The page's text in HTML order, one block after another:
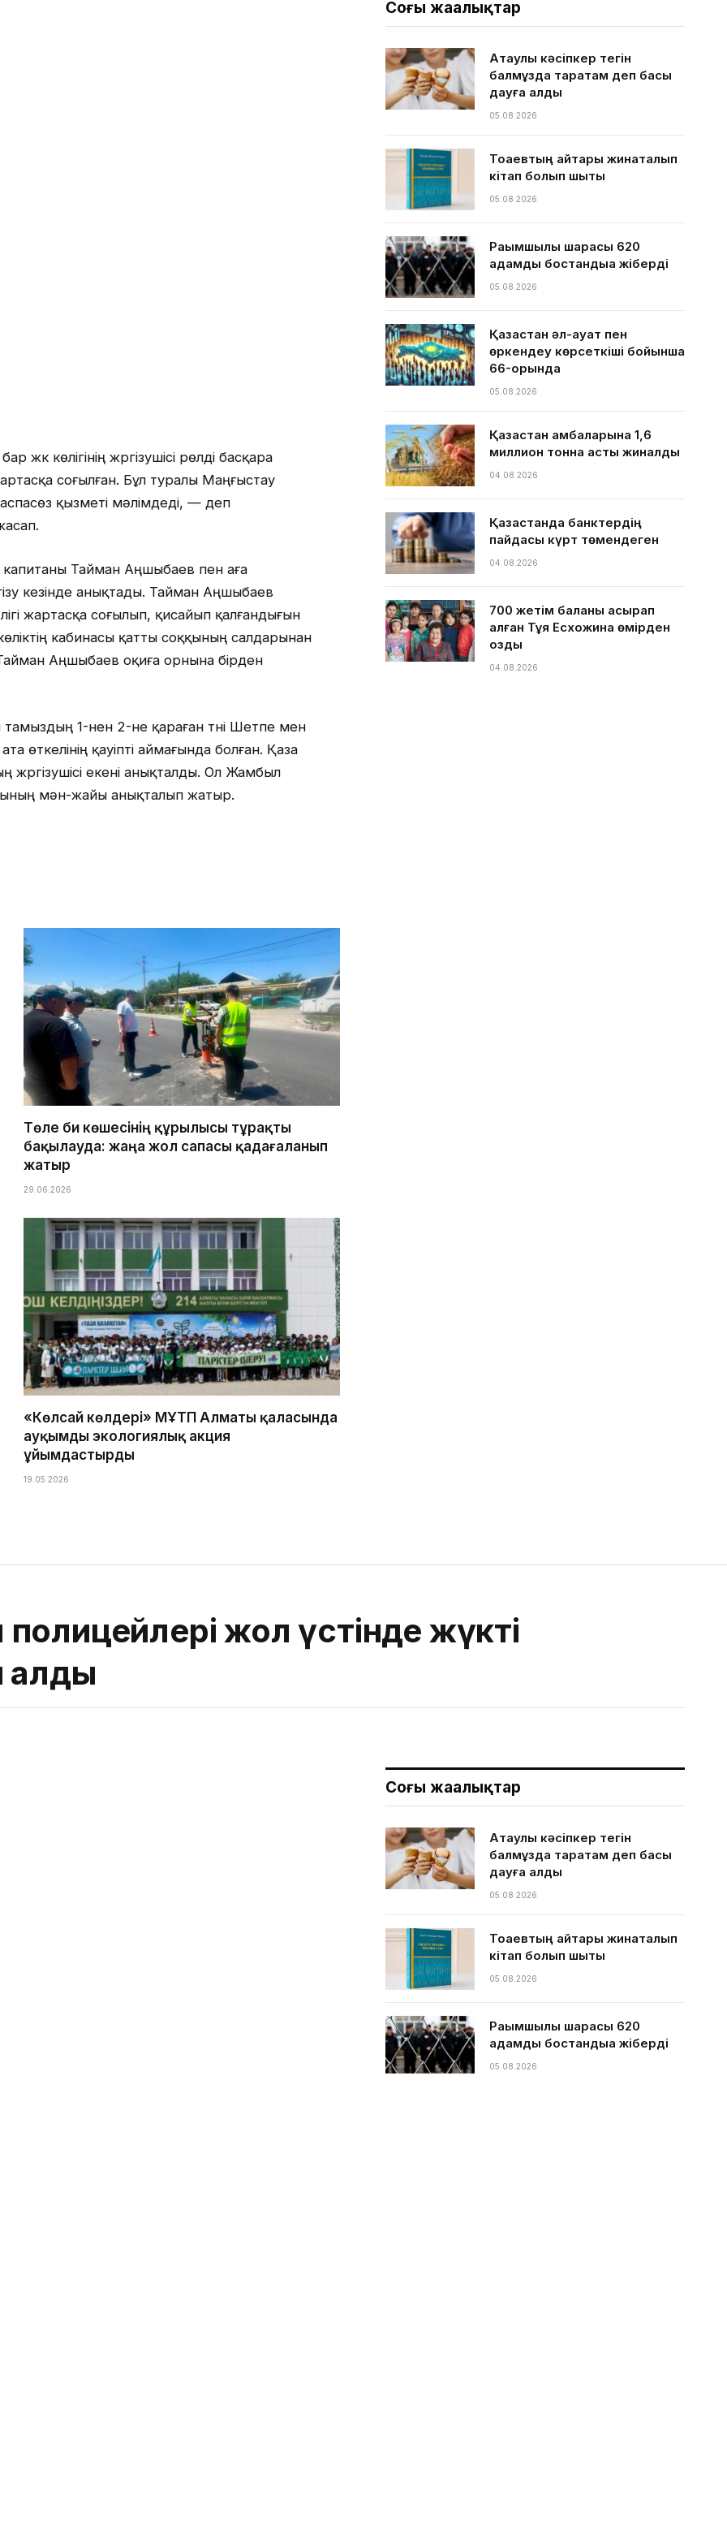
көлігінің жүргізушісі рөлді басқара
соғылған. Бұл туралы Маңғыстау
қызметі мәлімдеді, — деп
Тайман Аңшыбаев пен аға
кезінде анықтады. Тайман Аңшыбаев
жартасқа соғылып, қисайып қалғандығын
кабинасы қатты соққының салдарынан
Аңшыбаев оқиға орнына бірден
тамыздың 1-нен 2-не қараған түні Шетпе мен
өткелінің қауіпті аймағында болған. Қаза
жүргізушісі екені анықталды. Ол Жамбыл
мән-жайы анықталып жатыр.
Төле би көшесінің құрылысы тұрақты
бақылауда: жаңа жол сапасы қадағаланып
жатыр
29.06.2026
«Көлсай көлдері» МҰТП Алматы қаласында
ауқымды экологиялық акция
ұйымдастырды
19.05.2026
Соңғы жаңалықтар
Ақтаулық кәсіпкер тегін
балмұздақ таратам деп басы
дауға қалды
05.08.2026
Тоқаевтың айтқары жинақталып
кітап болып шықты
05.08.2026
Рақымшылық шарасы 620
адамды бостандыққа жіберді
05.08.2026
Қазақстан әл-ауқат пен
өркендеу көрсеткіші бойынша
66-орында
05.08.2026
Қазақстан қамбаларына 1,6
миллион тонна астық жиналды
04.08.2026
Қазақстанда банктердің
пайдасы күрт төмендеген
04.08.2026
700 жетім баланы асырап
алған Тұяқ Есхожина өмірден
озды
04.08.2026
жол үстінде жүкті
алды
Соңғы жаңалықтар
Ақтаулық кәсіпкер тегін
балмұздақ таратам деп басы
дауға қалды
05.08.2026
Тоқаевтың айтқары жинақталып
кітап болып шықты
05.08.2026
Рақымшылық шарасы 620
адамды бостандыққа жіберді
05.08.2026